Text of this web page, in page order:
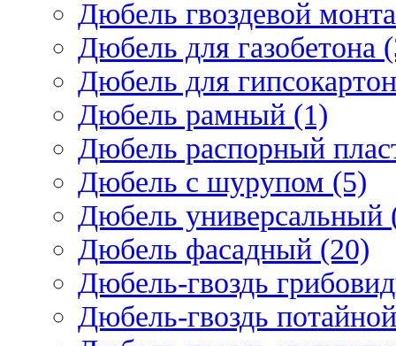
Дюбель гвоздевой
Дюбель для газобетона
Дюбель для
Дюбель рамный (1)
Дюбель распорный
Дюбель с шурупом (5)
Дюбель универсальный
Дюбель фасадный (20)
Дюбель-гвоздь
Дюбель-гвоздь